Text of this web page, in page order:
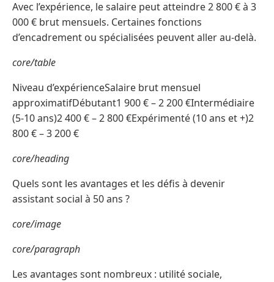
Avec l’expérience, le salaire peut atteindre 2 800 € à 3
000 € brut mensuels. Certaines fonctions
d’encadrement ou spécialisées peuvent aller au-delà.
core/table
Niveau d’expérienceSalaire brut mensuel
approximatifDébutant1 900 € – 2 200 €Intermédiaire
(5-10 ans)2 400 € – 2 800 €Expérimenté (10 ans et +)2
800 € – 3 200 €
core/heading
Quels sont les avantages et les défis à devenir
assistant social à 50 ans ?
core/image
core/paragraph
Les avantages sont nombreux : utilité sociale,